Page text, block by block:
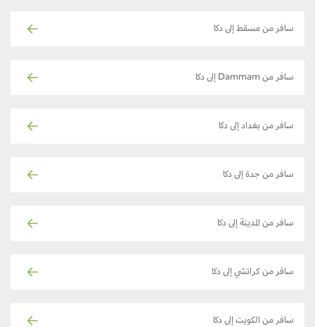
سافر من مسقط إلى دكا
سافر من Dammam إلى دكا
سافر من بغداد إلى دكا
سافر من جدة إلى دكا
سافر من المدينة إلى دكا
سافر من كراتشي إلى دكا
سافر من الكويت إلى دكا